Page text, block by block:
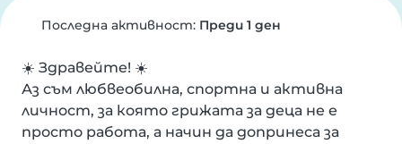
Последна активност: Преди 1 ден
☀️ Здравейте! ☀️
Аз съм любвеобилна, спортна и активна
личност, за която грижата за деца не е
просто работа, а начин да допринеса за